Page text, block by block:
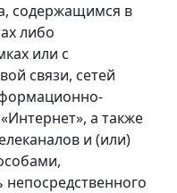
содержащимся в
либо
или с
связи, сетей
а также
и (или)